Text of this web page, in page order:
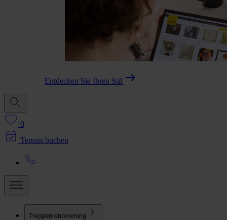
Entdecken Sie Ihren Stil
0
Termin buchen
Treppenrenovierung